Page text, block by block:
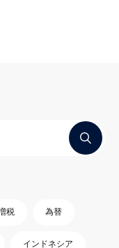
税 為替
インドネシア